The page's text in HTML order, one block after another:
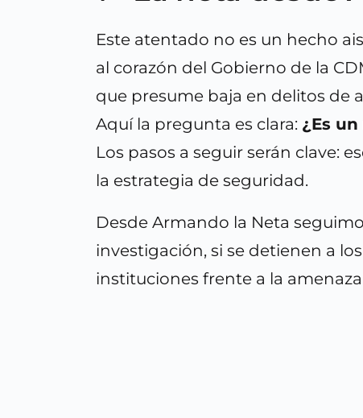
Este atentado no es un hecho
al corazón del Gobierno de la
que presume baja en delitos de
Aquí la pregunta es clara: ¿Es
Los pasos a seguir serán clave:
la estrategia de seguridad.
Desde Armando la Neta
investigación, si se detienen a
instituciones frente a la